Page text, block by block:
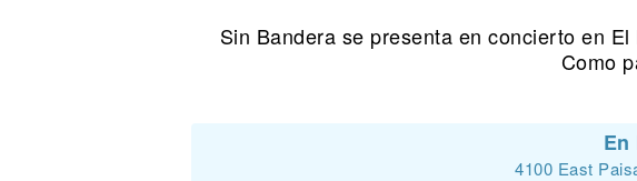
Sin Bandera se presenta en concierto en
Como
4100 East